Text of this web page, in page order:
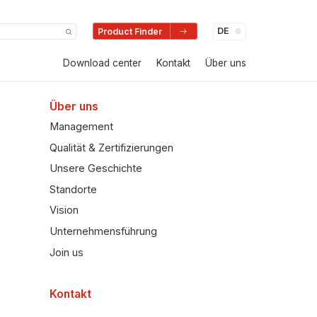
Product Finder
Download center Kontakt Über uns
Über uns
Management
Qualität & Zertifizierungen
Unsere Geschichte
Standorte
Vision
Unternehmensführung
Join us
Kontakt